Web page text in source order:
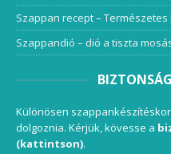
Szappan recept –
Szappandió – dió a tiszta
Különösen
dolgoznia. Kérjük, kövesse a
(kattintson).